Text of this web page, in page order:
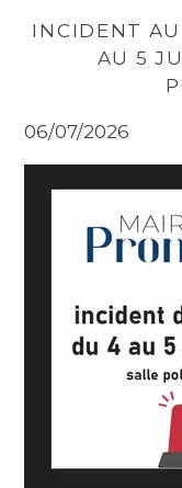
INCIDENT
AU 5
06/07/2026